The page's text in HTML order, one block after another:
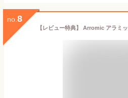
no. 8